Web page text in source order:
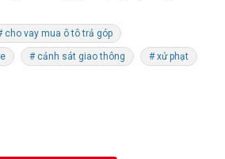
cho vay mua ô tô trả góp
# cảnh sát giao thông # xử phạt